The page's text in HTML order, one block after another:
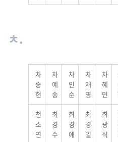
ㅊ.
차
승
현
차
예
송
차
인
순
차
재
명
차
혜
민
천
소
연
최
경
수
최
경
애
최
경
일
최
광
식